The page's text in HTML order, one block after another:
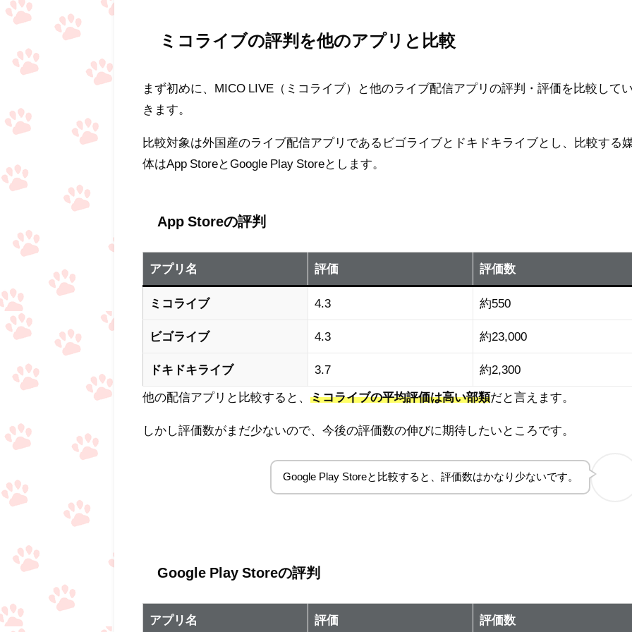
ミコライブの評判を他のアプリと比較
まず初めに、MICO LIVE（ミコライブ）と他のライブ配信アプリの評判・評価を比較して
きます。
比較対象は外国産のライブ配信アプリであるビゴライブとドキドキライブとし、比較する
体はApp StoreとGoogle Play Storeとします。
App Storeの評判
アプリ名 評価 評価数
ミコライブ 4.3 約550
ビゴライブ 4.3 約23,000
ドキドキライブ 3.7 約2,300
他の配信アプリと比較すると、ミコライブの平均評価は高い部類だと言えます。
しかし評価数がまだ少ないので、今後の評価数の伸びに期待したいところです。
Google Play Storeと比較すると、評価数はかなり少ないです。
Google Play Storeの評判
アプリ名 評価 評価数